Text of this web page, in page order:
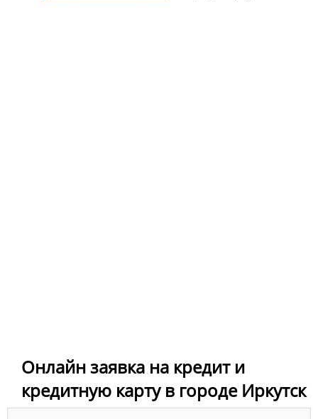
Онлайн заявка на кредит и
кредитную карту в городе Иркутск